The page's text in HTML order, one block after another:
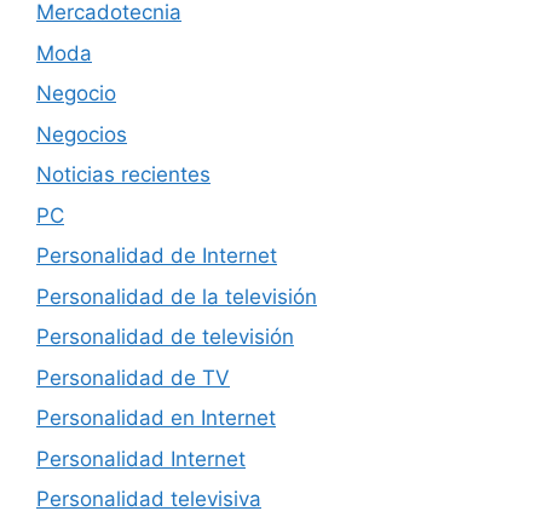
Mercadotecnia
Moda
Negocio
Negocios
Noticias recientes
PC
Personalidad de Internet
Personalidad de la televisión
Personalidad de televisión
Personalidad de TV
Personalidad en Internet
Personalidad Internet
Personalidad televisiva